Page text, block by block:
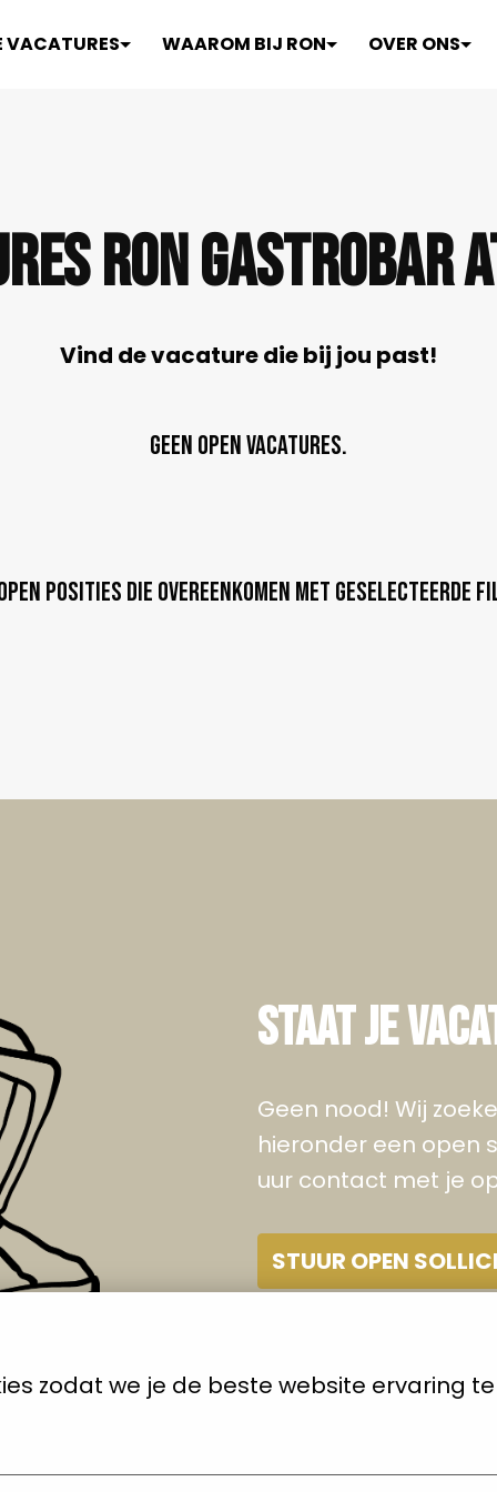
zodat we je de beste website ervaring
VACATURES WAAROM BIJ RON OVER ONS
Ron Gastrobar
Vind de vacature die bij jou past!
Geen open vacatures.
posities die overeenkomen met geselecteerde
STAAT JE
Geen nood! Wij
hieronder een open
uur contact met je
STUUR OPEN